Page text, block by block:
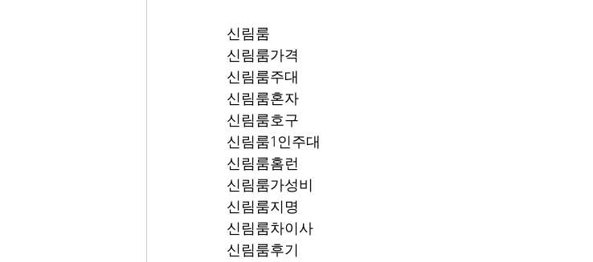
신림룸
신림룸가격
신림룸주대
신림룸혼자
신림룸호구
신림룸1인주대
신림룸홈런
신림룸가성비
신림룸지명
신림룸차이사
신림룸후기